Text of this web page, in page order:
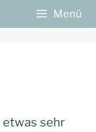
Menü
sehr